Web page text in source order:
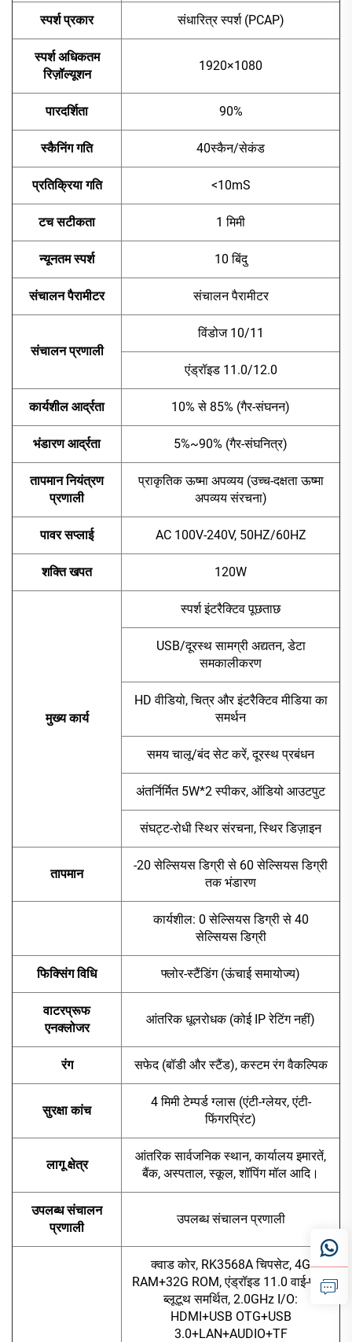
स्पर्श प्रकार संधारित्र स्पर्श (PCAP)
स्पर्श अधिकतम
रिज़ॉल्यूशन
1920×1080
पारदर्शिता 90%
स्कैनिंग गति 40स्कैन/सेकंड
प्रतिक्रिया गति <10mS
टच सटीकता 1 मिमी
न्यूनतम स्पर्श 10 बिंदु
संचालन पैरामीटर संचालन पैरामीटर
संचालन प्रणाली
विंडोज 10/11
एंड्रॉइड 11.0/12.0
कार्यशील आर्द्रता 10% से 85% (गैर-संघनन)
भंडारण आर्द्रता 5%~90% (गैर-संघनित्र)
तापमान नियंत्रण
प्रणाली
प्राकृतिक ऊष्मा अपव्यय (उच्च-दक्षता ऊष्मा
अपव्यय संरचना)
पावर सप्लाई AC 100V-240V, 50HZ/60HZ
शक्ति खपत 120W
मुख्य कार्य
स्पर्श इंटरैक्टिव पूछताछ
USB/दूरस्थ सामग्री अद्यतन, डेटा
समकालीकरण
HD वीडियो, चित्र और इंटरैक्टिव मीडिया का
समर्थन
समय चालू/बंद सेट करें, दूरस्थ प्रबंधन
अंतर्निर्मित 5W*2 स्पीकर, ऑडियो आउटपुट
संघट्ट-रोधी स्थिर संरचना, स्थिर डिज़ाइन
तापमान
-20 सेल्सियस डिग्री से 60 सेल्सियस डिग्री
तक भंडारण
कार्यशील: 0 सेल्सियस डिग्री से 40
सेल्सियस डिग्री
फिक्सिंग विधि फ्लोर-स्टैंडिंग (ऊंचाई समायोज्य)
वाटरप्रूफ
एनक्लोजर
आंतरिक धूलरोधक (कोई IP रेटिंग नहीं)
रंग सफेद (बॉडी और स्टैंड), कस्टम रंग वैकल्पिक
सुरक्षा कांच
4 मिमी टेम्पर्ड ग्लास (एंटी-ग्लेयर, एंटी-
फिंगरप्रिंट)
लागू क्षेत्र
आंतरिक सार्वजनिक स्थान, कार्यालय इमारतें,
बैंक, अस्पताल, स्कूल, शॉपिंग मॉल आदि।
उपलब्ध संचालन
प्रणाली
उपलब्ध संचालन प्रणाली
क्वाड कोर, RK3568A चिपसेट, 4G
RAM+32G ROM, एंड्रॉइड 11.0 वाई-फाई,
ब्लूटूथ समर्थित, 2.0GHz I/O:
HDMI+USB OTG+USB
3.0+LAN+AUDIO+TF